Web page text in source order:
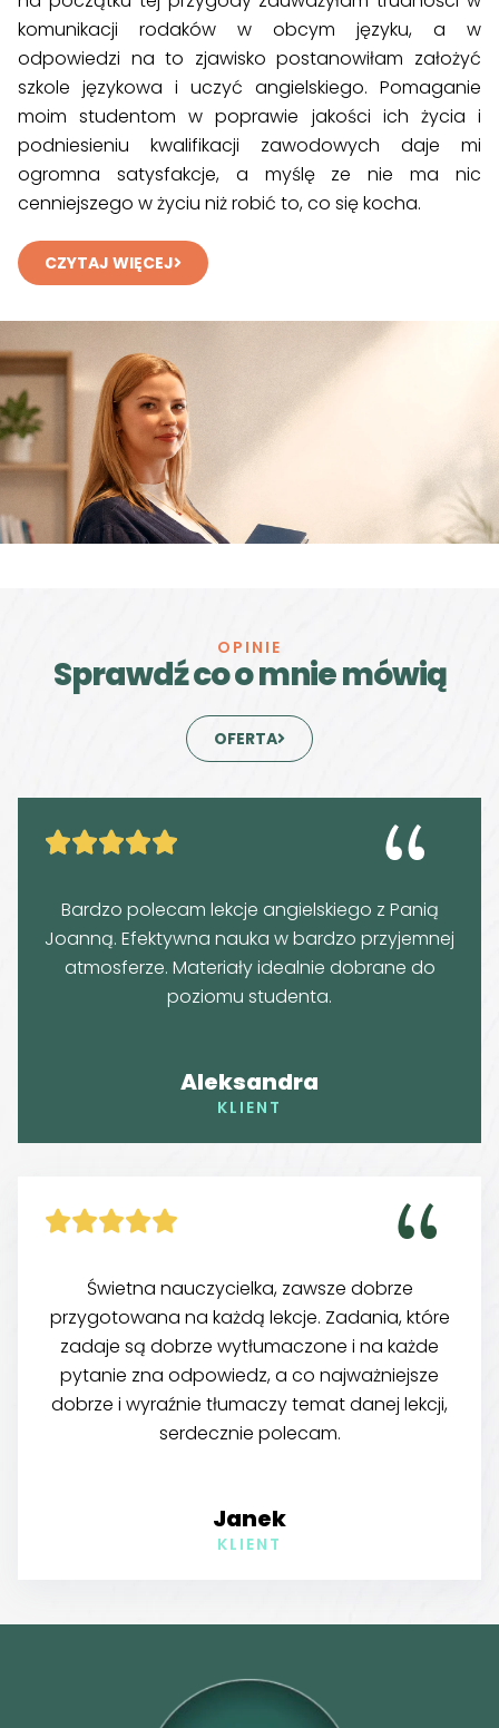
komunikacji rodaków w obcym języku, a w
odpowiedzi na to zjawisko postanowiłam założyć
szkole językowa i uczyć angielskiego. Pomaganie
moim studentom w poprawie jakości ich życia i
podniesieniu kwalifikacji zawodowych daje mi
ogromna satysfakcje, a myślę ze nie ma nic
cenniejszego w życiu niż robić to, co się kocha.
CZYTAJ WIĘCEJ

Bardzo polecam lekcje angielskiego z Panią
Joanną. Efektywna nauka w bardzo przyjemnej
atmosferze. Materiały idealnie dobrane do
poziomu studenta.
Aleksandra
KLIENT

Świetna nauczycielka, zawsze dobrze
przygotowana na każdą lekcje. Zadania, które
zadaje są dobrze wytłumaczone i na każde
pytanie zna odpowiedz, a co najważniejsze
dobrze i wyraźnie tłumaczy temat danej lekcji,
serdecznie polecam.
Janek
KLIENT
OPINIE
Sprawdź co o mnie mówią
OFERTA